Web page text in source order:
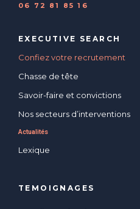
06 72 81 85 16
EXECUTIVE SEARCH
Confiez votre recrutement
Chasse de tête
Savoir-faire et convictions
Nos secteurs d’interventions
Actualités
Lexique
TEMOIGNAGES